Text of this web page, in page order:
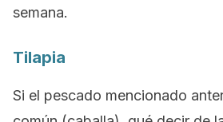
semana.
Tilapia
Si el pescado mencionado